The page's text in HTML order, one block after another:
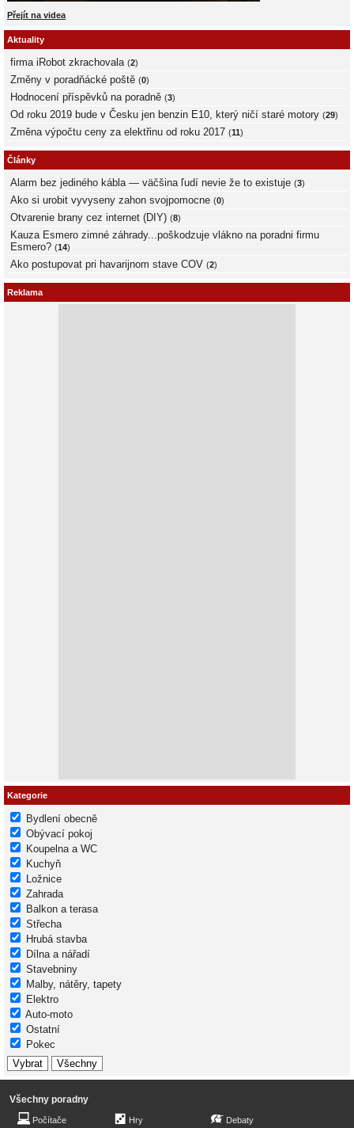
Přejít na videa
Aktuality
firma iRobot zkrachovala (2)
Změny v poradňácké poště (0)
Hodnocení příspěvků na poradně (3)
Od roku 2019 bude v Česku jen benzin E10, který ničí staré motory (29)
Změna výpočtu ceny za elektřinu od roku 2017 (11)
Články
Alarm bez jediného kábla — väčšina ľudí nevie že to existuje (3)
Ako si urobit vyvyseny zahon svojpomocne (0)
Otvarenie brany cez internet (DIY) (8)
Kauza Esmero zimné záhrady...poškodzuje vlákno na poradni firmu
Esmero? (14)
Ako postupovat pri havarijnom stave COV (2)
Reklama
Kategorie
Bydlení obecně
Obývací pokoj
Koupelna a WC
Kuchyň
Ložnice
Zahrada
Balkon a terasa
Střecha
Hrubá stavba
Dílna a nářadí
Stavebniny
Malby, nátěry, tapety
Elektro
Auto-moto
Ostatní
Pokec
Všechny poradny
Počítače Hry Debaty